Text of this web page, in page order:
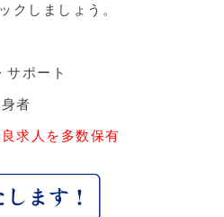
クしましょう。
サポート
者
求人を多数保有